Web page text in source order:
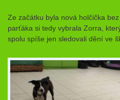
Ze začátku byla nová holčička
parťáka si tedy vybrala Zorra,
spolu spíše jen sledovali dění ve